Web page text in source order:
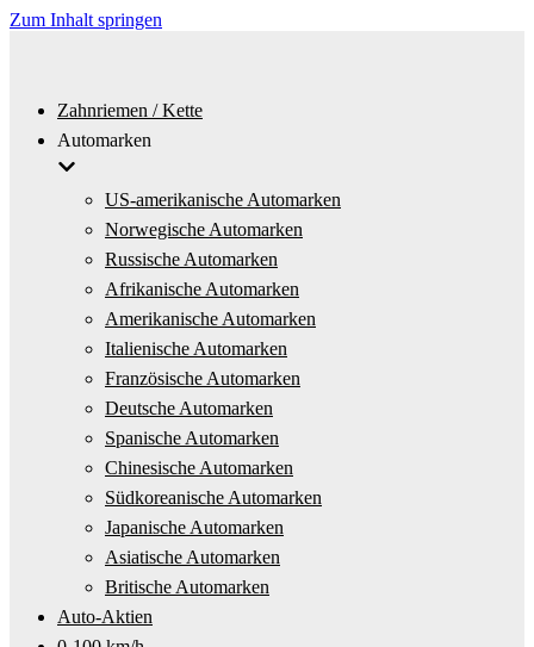
Zum Inhalt springen
Zahnriemen / Kette
Automarken
US-amerikanische Automarken
Norwegische Automarken
Russische Automarken
Afrikanische Automarken
Amerikanische Automarken
Italienische Automarken
Französische Automarken
Deutsche Automarken
Spanische Automarken
Chinesische Automarken
Südkoreanische Automarken
Japanische Automarken
Asiatische Automarken
Britische Automarken
Auto-Aktien